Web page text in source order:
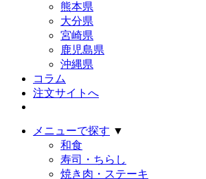
熊本県
大分県
宮崎県
鹿児島県
沖縄県
コラム
注文サイトへ
メニューで探す ▼
和食
寿司・ちらし
焼き肉・ステーキ